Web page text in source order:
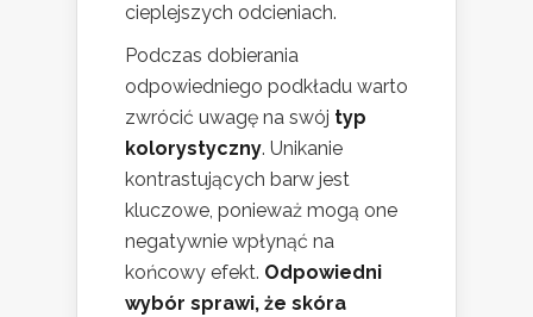
cieplejszych odcieniach.
Podczas dobierania
odpowiedniego podkładu warto
zwrócić uwagę na swój typ
kolorystyczny. Unikanie
kontrastujących barw jest
kluczowe, ponieważ mogą one
negatywnie wpłynąć na
końcowy efekt. Odpowiedni
wybór sprawi, że skóra